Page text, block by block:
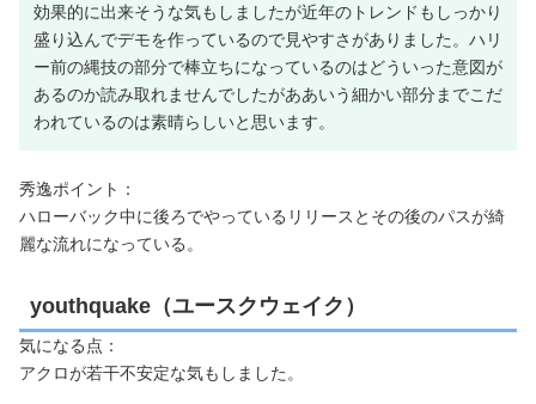
効果的に出来そうな気もしましたが近年のトレンドもしっかり
盛り込んでデモを作っているので見やすさがありました。ハリ
ー前の縄技の部分で棒立ちになっているのはどういった意図が
あるのか読み取れませんでしたがああいう細かい部分までこだ
われているのは素晴らしいと思います。
秀逸ポイント：
ハローバック中に後ろでやっているリリースとその後のパスが綺
麗な流れになっている。
youthquake（ユースクウェイク）
気になる点：
アクロが若干不安定な気もしました。